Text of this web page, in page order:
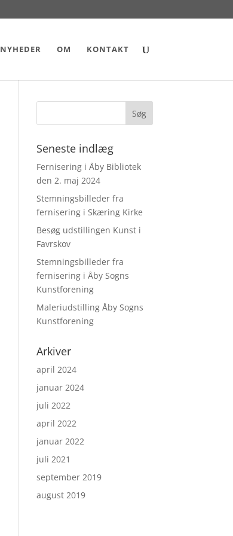
NYHEDER OM KONTAKT
Seneste indlæg
Fernisering i Åby Bibliotek
den 2. maj 2024
Stemningsbilleder fra
fernisering i Skæring Kirke
Besøg udstillingen Kunst i
Favrskov
Stemningsbilleder fra
fernisering i Åby Sogns
Kunstforening
Maleriudstilling Åby Sogns
Kunstforening
Arkiver
april 2024
januar 2024
juli 2022
april 2022
januar 2022
juli 2021
september 2019
august 2019